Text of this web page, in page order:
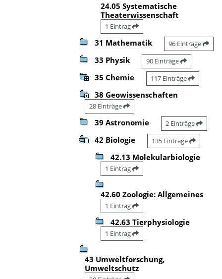
24.05 Systematische
Theaterwissenschaft
1 Eintrag
31 Mathematik 96 Einträge
33 Physik 90 Einträge
35 Chemie 117 Einträge
38 Geowissenschaften
28 Einträge
39 Astronomie 2 Einträge
42 Biologie 135 Einträge
42.13 Molekularbiologie
1 Eintrag
42.60 Zoologie: Allgemeines
1 Eintrag
42.63 Tierphysiologie
1 Eintrag
43 Umweltforschung,
Umweltschutz